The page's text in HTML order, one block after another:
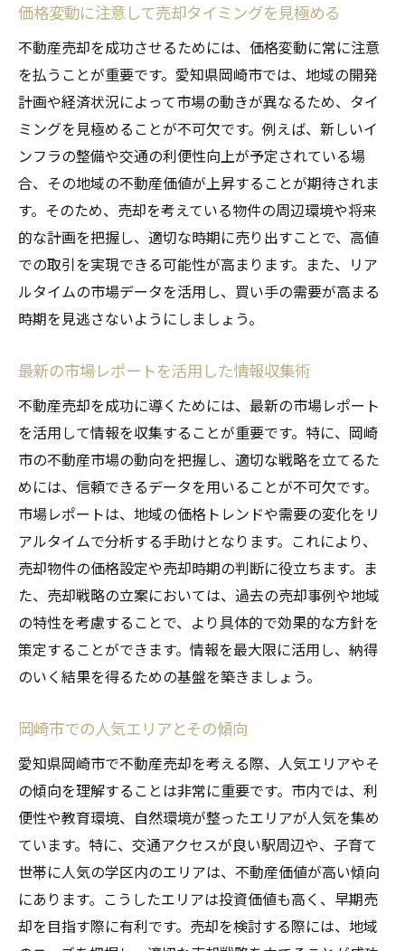
成功する売却のための心構え
経験者が語る売却成功事例
専門家との連携が売却を加速させる
意外と知られていない成功の秘訣
相談相手の選び方とその基準
不動産売却の際に知っておくべき住宅ローンの
基礎知識
住宅ローンが売却に与える影響
ローン残高の確認方法とその重要性
ローンの繰り上げ返済を考えるタイミング
住宅ローンの返済に伴う手続き
住宅ローン控除の基礎知識
不安を解消徹底サポートで納得のいく売却を実
現
売却に関する不安を解消する方法
プロが提供するトータルサポート
売却希望者が抱える疑問とその解決策
売却後のアフターサポートについて
トラブル事例から学ぶ売却成功のポイント
安心できるサポート体制の見極め方
市場のタイミングを見極めて有利な不動産売却
を目指そう
タイミングを見極めるための指標
売却時期に影響を与える外部要因
競争の少ない時期を探すメリット
市場予測を活用する方法
タイミングを逃さないための準備
価格変動に注意して売却タイミングを見極める
不動産売却を成功させるためには、価格変動に常に注意
を払うことが重要です。愛知県岡崎市では、地域の開発
計画や経済状況によって市場の動きが異なるため、タイ
ミングを見極めることが不可欠です。例えば、新しいイ
ンフラの整備や交通の利便性向上が予定されている場
合、その地域の不動産価値が上昇することが期待されま
す。そのため、売却を考えている物件の周辺環境や将来
的な計画を把握し、適切な時期に売り出すことで、高値
での取引を実現できる可能性が高まります。また、リア
ルタイムの市場データを活用し、買い手の需要が高まる
時期を見逃さないようにしましょう。
最新の市場レポートを活用した情報収集術
不動産売却を成功に導くためには、最新の市場レポート
を活用して情報を収集することが重要です。特に、岡崎
市の不動産市場の動向を把握し、適切な戦略を立てるた
めには、信頼できるデータを用いることが不可欠です。
市場レポートは、地域の価格トレンドや需要の変化をリ
アルタイムで分析する手助けとなります。これにより、
売却物件の価格設定や売却時期の判断に役立ちます。ま
た、売却戦略の立案においては、過去の売却事例や地域
の特性を考慮することで、より具体的で効果的な方針を
策定することができます。情報を最大限に活用し、納得
のいく結果を得るための基盤を築きましょう。
岡崎市での人気エリアとその傾向
愛知県岡崎市で不動産売却を考える際、人気エリアやそ
の傾向を理解することは非常に重要です。市内では、利
便性や教育環境、自然環境が整ったエリアが人気を集め
ています。特に、交通アクセスが良い駅周辺や、子育て
世帯に人気の学区内のエリアは、不動産価値が高い傾向
にあります。こうしたエリアは投資価値も高く、早期売
却を目指す際に有利です。売却を検討する際には、地域